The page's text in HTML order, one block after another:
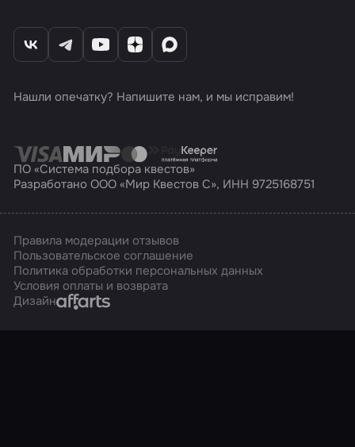
Нашли опечатку? Напишите нам, и мы исправим!
ПО «Система подбора квестов»
Разработано ООО «Мир Квестов С», ИНН 9725168751
Правила модерации отзывов
Пользовательское соглашение
Политика обработки персональных данных
Условия оплаты и возврата
ДизайнAffarts